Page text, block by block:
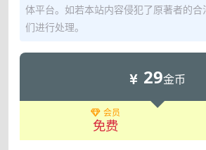
体平台。如若本站内容侵犯了原著者的
们进行处理。
29金币
会员
免费